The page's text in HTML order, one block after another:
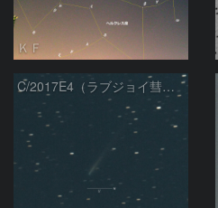
ＫＦ
C/2017E4（ラブジョイ彗星）